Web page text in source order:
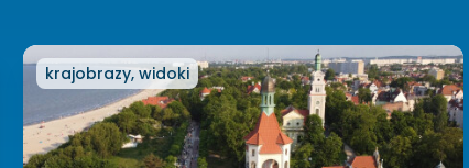
krajobrazy, widoki